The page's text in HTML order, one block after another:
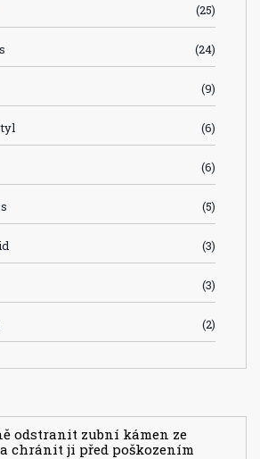
(25)
(24)
(9)
(6)
(6)
(5)
(3)
(3)
(2)
odstranit zubní kámen ze
chránit ji před poškozením